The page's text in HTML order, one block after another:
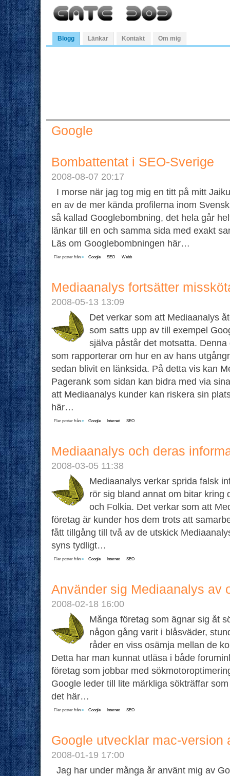
Blogg Länkar Kontakt Om mig
Google
Bombattentat i SEO-Sverige
2008-08-07 20:17
I morse när jag tog mig en titt på mitt
en av de mer kända profilerna inom
så kallad Googlebombning, det hela går
länkar till en och samma sida med exakt
Läs om Googlebombningen här…
Fler poster från » Google SEO Webb
Mediaanalys fortsätter
2008-05-13 13:09
Det verkar som att Mediaanalys
som satts upp av till exempel
själva påstår det motsatta.
som rapporterar om hur en av hans
sedan blivit en länksida. På detta vis kan
Pagerank som sidan kan bidra med via
att Mediaanalys kunder kan riskera sin
här…
Fler poster från » Google Internet SEO
Mediaanalys och deras
2008-03-05 11:38
Mediaanalys verkar sprida falsk
rör sig bland annat om bitar kring
och Folkia. Det verkar som att
företag är kunder hos dem trots att
fått tillgång till två av de utskick
syns tydligt…
Fler poster från » Google Internet SEO
Använder sig Mediaanalys av
2008-02-18 16:00
Många företag som ägnar sig åt
någon gång varit i blåsväder,
råder en viss osämja mellan de
Detta har man kunnat utläsa i både
företag som jobbar med
Google leder till lite märkliga sökträffar
det här…
Fler poster från » Google Internet SEO
Google utvecklar mac-version
2008-01-19 17:00
Jag har under många år använt mig av